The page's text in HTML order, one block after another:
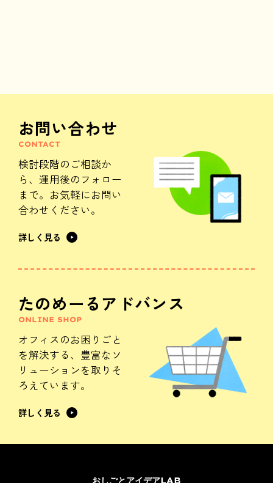
お問い合わせ
CONTACT
検討段階のご相談か
ら、 運用後のフォロー
まで。 お気軽にお問い
合わせください。
詳しく見る
たのめーるアドバンス
ONLINE SHOP
オフィスのお困りごと
を解決する、 豊富なソ
リューションを取りそ
ろえています。
詳しく見る
おしごとアイデアLAB